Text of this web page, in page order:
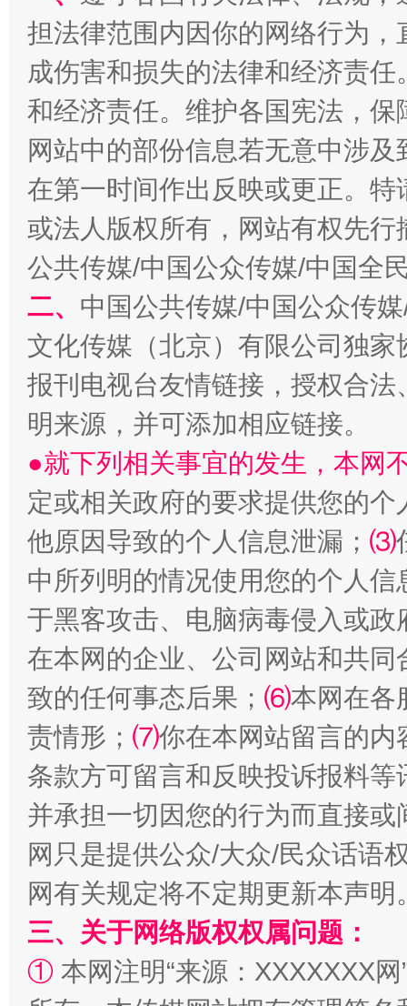
以产业富民促振兴 酒
从幼儿园到大学，有这些资助 “
事关残疾人未来5年
规模最大的光氢储一体化项目 走
担法律范围内因你的网络行为
成伤害和损失的法律和经济责
和经济责任。维护各国宪法，
网站中的部份信息若无意中涉
在第一时间作出反映或更正。
或法人版权所有，网站有权先
公共传媒/中国公众传媒/中国全
二、 中国公共传媒/中国公众传
文化传媒（北京）有限公司独
报刊电视台友情链接，授权合
明来源，并可添加相应链接。
●就下列相关事宜的发生，本网
定或相关政府的要求提供您的个
他原因导致的个人信息泄漏； ⑶
中所列明的情况使用您的个人
于黑客攻击、电脑病毒侵入或
在本网的企业、公司网站和共
致的任何事态后果； ⑹本网在各
责情形； ⑺你在本网站留言的内
条款方可留言和反映投诉报料
并承担一切因您的行为而直接
网只是提供公众/大众/民众话语
网有关规定将不定期更新本声明
三、关于网络版权权属问题：
① 本网注明“来源：XXXXXXX